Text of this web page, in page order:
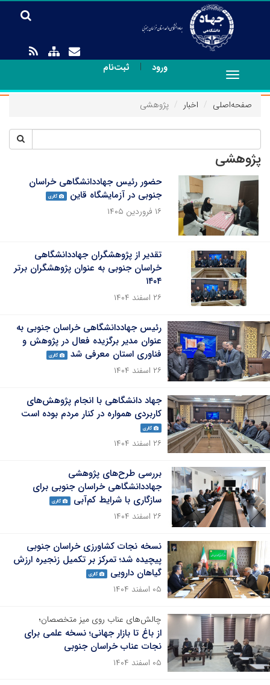
ورود | ثبت‌نام
Toggle
navigation
صفحه‌اصلی
اخبار پژوهشی
پژوهشی
حضور رئیس جهاددانشگاهی خراسان
جنوبی در آزمایشگاه قاین
گالری
۱۶ فروردین ۱۴۰۵
تقدیر از پژوهشگران جهاددانشگاهی
خراسان جنوبی به عنوان پژوهشگران برتر
۱۴۰۴
۲۶ اسفند ۱۴۰۴
رئیس جهاددانشگاهی خراسان جنوبی به
عنوان مدیر برگزیده فعال در پژوهش و
فناوری استان معرفی شد
گالری
۲۶ اسفند ۱۴۰۴
جهاد دانشگاهی با انجام پژوهش‌های
کاربردی همواره در کنار مردم بوده است
گالری
۲۶ اسفند ۱۴۰۴
بررسی طرح‌های پژوهشی
جهاددانشگاهی خراسان جنوبی برای
سازگاری با شرایط کم‌آبی
گالری
۲۶ اسفند ۱۴۰۴
نسخه نجات کشاورزی خراسان جنوبی
پیچیده شد؛ تمرکز بر تکمیل زنجیره ارزش
گیاهان دارویی
گالری
۰۵ اسفند ۱۴۰۴
چالش‌های عناب روی میز متخصصان؛
از باغ تا بازار جهانی؛ نسخه علمی برای
نجات عناب خراسان جنوبی
۰۵ اسفند ۱۴۰۴